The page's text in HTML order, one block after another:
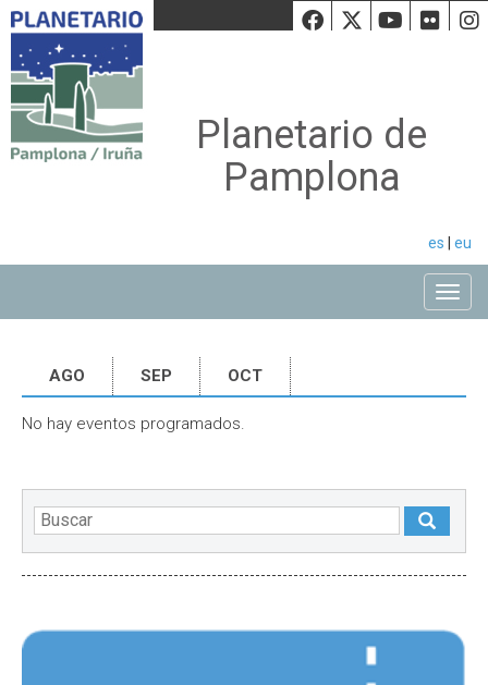
Facebook
Twiiter
Planetario de
Pamplona
es eu
AGO SEP OCT
No hay eventos programados.